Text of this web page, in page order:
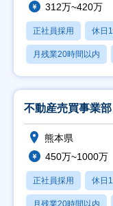
312万~420万
正社員採用 休日
月残業20時間以内
不動産売買事業
熊本県
450万~1000万
正社員採用 休日
月残業20時間以内